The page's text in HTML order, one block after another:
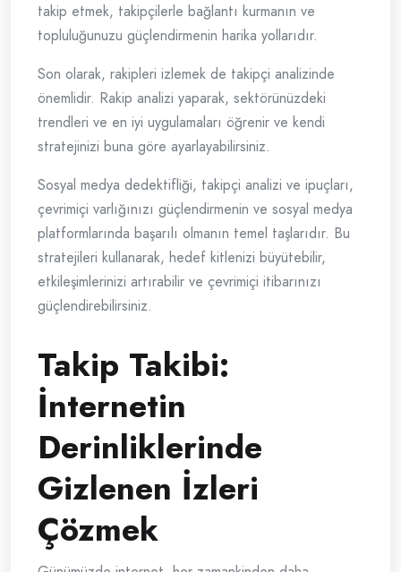
takip etmek, takipçilerle bağlantı kurmanın ve
topluluğunuzu güçlendirmenin harika yollarıdır.
Son olarak, rakipleri izlemek de takipçi analizinde
önemlidir. Rakip analizi yaparak, sektörünüzdeki
trendleri ve en iyi uygulamaları öğrenir ve kendi
stratejinizi buna göre ayarlayabilirsiniz.
Sosyal medya dedektifliği, takipçi analizi ve ipuçları,
çevrimiçi varlığınızı güçlendirmenin ve sosyal medya
platformlarında başarılı olmanın temel taşlarıdır. Bu
stratejileri kullanarak, hedef kitlenizi büyütebilir,
etkileşimlerinizi artırabilir ve çevrimiçi itibarınızı
güçlendirebilirsiniz.
Takip Takibi:
İnternetin
Derinliklerinde
Gizlenen İzleri
Çözmek